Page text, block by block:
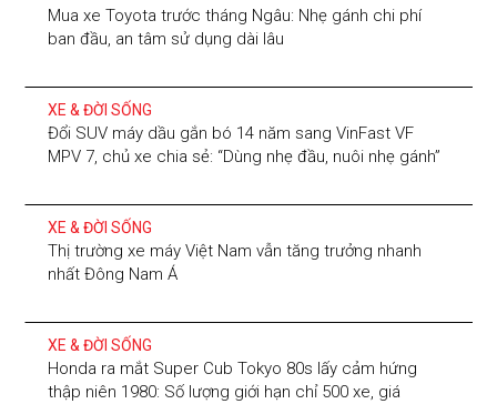
Mua xe Toyota trước tháng Ngâu: Nhẹ gánh chi phí
ban đầu, an tâm sử dụng dài lâu
XE & ĐỜI SỐNG
Đổi SUV máy dầu gắn bó 14 năm sang VinFast VF
MPV 7, chủ xe chia sẻ: “Dùng nhẹ đầu, nuôi nhẹ gánh”
XE & ĐỜI SỐNG
Thị trường xe máy Việt Nam vẫn tăng trưởng nhanh
nhất Đông Nam Á
XE & ĐỜI SỐNG
Honda ra mắt Super Cub Tokyo 80s lấy cảm hứng
thập niên 1980: Số lượng giới hạn chỉ 500 xe, giá